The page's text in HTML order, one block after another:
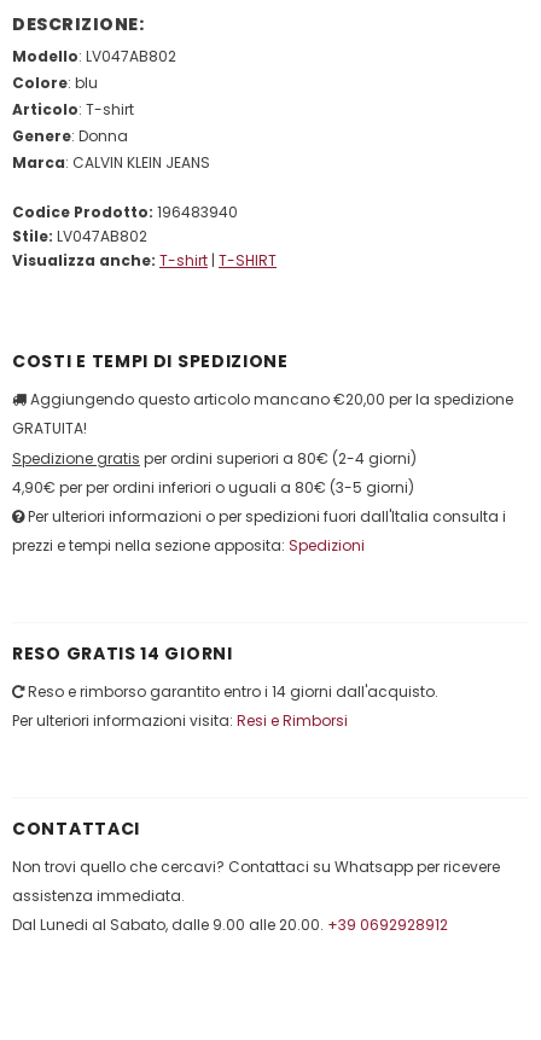
DESCRIZIONE:
Modello: LV047AB802
Colore: blu
Articolo: T-shirt
Genere: Donna
Marca: CALVIN KLEIN JEANS
Codice Prodotto: 196483940
Stile: LV047AB802
Visualizza anche: T-shirt | T-SHIRT
COSTI E TEMPI DI SPEDIZIONE
Aggiungendo questo articolo mancano €20,00 per la spedizione
GRATUITA!
Spedizione gratis per ordini superiori a 80€ (2-4 giorni)
4,90€ per per ordini inferiori o uguali a 80€ (3-5 giorni)
Per ulteriori informazioni o per spedizioni fuori dall'Italia consulta i
prezzi e tempi nella sezione apposita: Spedizioni
RESO GRATIS 14 GIORNI
Reso e rimborso garantito entro i 14 giorni dall'acquisto.
Per ulteriori informazioni visita: Resi e Rimborsi
CONTATTACI
Non trovi quello che cercavi? Contattaci su Whatsapp per ricevere
assistenza immediata.
Dal Lunedi al Sabato, dalle 9.00 alle 20.00. +39 0692928912